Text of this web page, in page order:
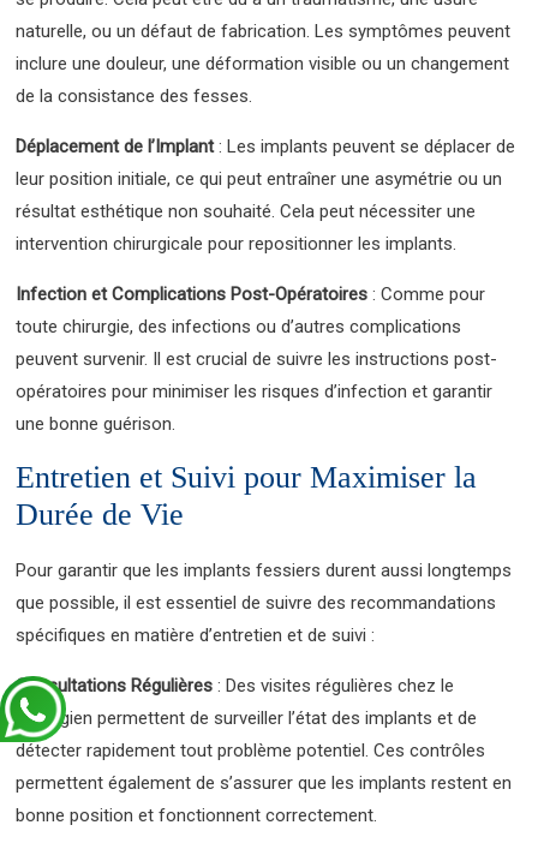
naturelle, ou un défaut de fabrication. Les symptômes peuvent
inclure une douleur, une déformation visible ou un changement
de la consistance des fesses.
Déplacement de l’Implant: Les implants peuvent se déplacer de
leur position initiale, ce qui peut entraîner une asymétrie ou un
résultat esthétique non souhaité. Cela peut nécessiter une
intervention chirurgicale pour repositionner les implants.
Infection et Complications Post-Opératoires : Comme pour
toute chirurgie, des infections ou d’autres complications
peuvent survenir. Il est crucial de suivre les instructions post-
opératoires pour minimiser les risques d’infection et garantir
une bonne guérison.
Entretien et Suivi pour Maximiser la
Durée de Vie
Pour garantir que les implants fessiers durent aussi longtemps
que possible, il est essentiel de suivre des recommandations
spécifiques en matière d’entretien et de suivi :
Consultations Régulières : Des visites régulières chez le
chirurgien permettent de surveiller l’état des implants et de
détecter rapidement tout problème potentiel. Ces contrôles
permettent également de s’assurer que les implants restent en
bonne position et fonctionnent correctement.